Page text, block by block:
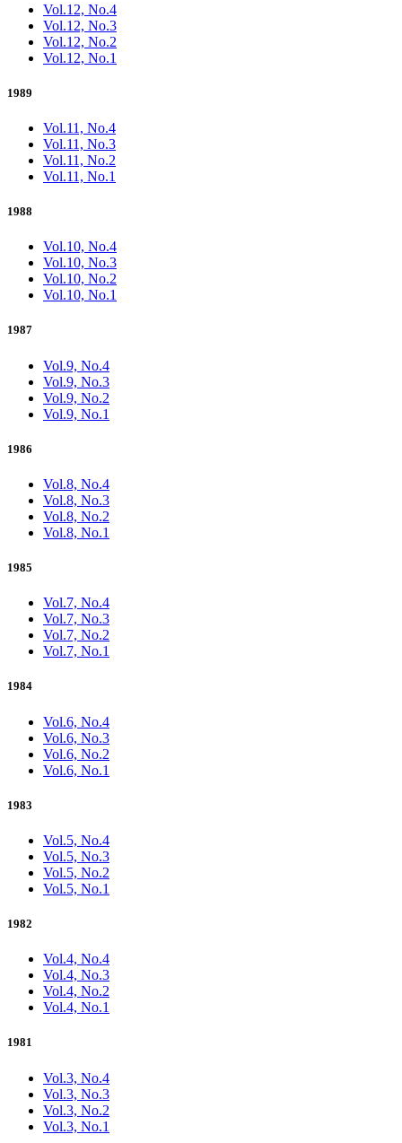
Vol.12, No.4
Vol.12, No.3
Vol.12, No.2
Vol.12, No.1
1989
Vol.11, No.4
Vol.11, No.3
Vol.11, No.2
Vol.11, No.1
1988
Vol.10, No.4
Vol.10, No.3
Vol.10, No.2
Vol.10, No.1
1987
Vol.9, No.4
Vol.9, No.3
Vol.9, No.2
Vol.9, No.1
1986
Vol.8, No.4
Vol.8, No.3
Vol.8, No.2
Vol.8, No.1
1985
Vol.7, No.4
Vol.7, No.3
Vol.7, No.2
Vol.7, No.1
1984
Vol.6, No.4
Vol.6, No.3
Vol.6, No.2
Vol.6, No.1
1983
Vol.5, No.4
Vol.5, No.3
Vol.5, No.2
Vol.5, No.1
1982
Vol.4, No.4
Vol.4, No.3
Vol.4, No.2
Vol.4, No.1
1981
Vol.3, No.4
Vol.3, No.3
Vol.3, No.2
Vol.3, No.1